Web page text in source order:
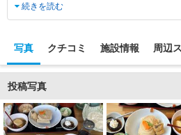
続きを読む
写真 クチコミ 施設情報 周辺
投稿写真